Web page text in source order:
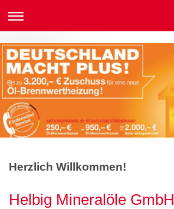
Herzlich Willkommen!
Helbig Mineralöle GmbH